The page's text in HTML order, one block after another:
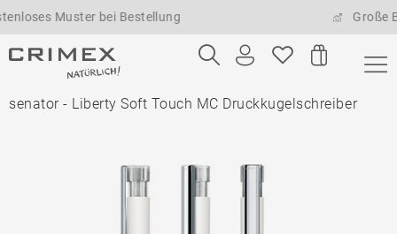
Muster bei Bestellung Große
senator - Liberty Soft Touch MC Druckkugelschreiber